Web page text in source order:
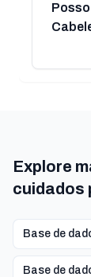
Explore
cuidados
Base de
Base de